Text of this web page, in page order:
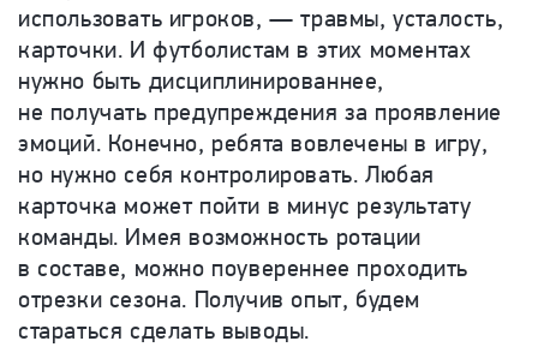
использовать игроков, — травмы, усталость,
карточки. И футболистам в этих моментах
нужно быть дисциплинированнее,
не получать предупреждения за проявление
эмоций. Конечно, ребята вовлечены в игру,
но нужно себя контролировать. Любая
карточка может пойти в минус результату
команды. Имея возможность ротации
в составе, можно поувереннее проходить
отрезки сезона. Получив опыт, будем
стараться сделать выводы.